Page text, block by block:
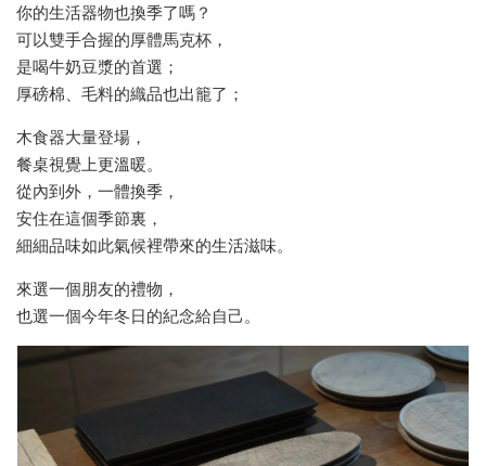
你的生活器物也換季了嗎？
可以雙手合握的厚體馬克杯，
是喝牛奶豆漿的首選；
厚磅棉、毛料的織品也出籠了；
木食器大量登場，
餐桌視覺上更溫暖。
從內到外，一體換季，
安住在這個季節裏，
細細品味如此氣候裡帶來的生活滋味。
來選一個朋友的禮物，
也選一個今年冬日的紀念給自己。